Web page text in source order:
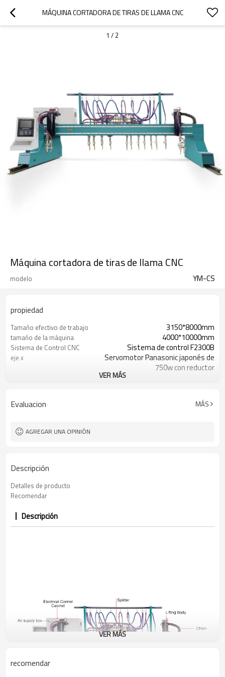
MÁQUINA CORTADORA DE TIRAS DE LLAMA CNC
1 / 2
Máquina cortadora de tiras de llama CNC
modelo YM-CS
propiedad
Tamaño efectivo de trabajo 3150*8000mm
tamaño de la máquina 4000*10000mm
Sistema de Control CNC Sistema de control F2300B
eje x
Servomotor Panasonic japonés de
750w con reductor
Servomotor Panasonic japonés de
Servomotor Panasonic japonés de
400w
VER MÁS
Evaluacion MÁS
AGREGAR UNA OPINIÓN
Descripción
Detalles de producto
Recomendar
Descripción
VER MÁS
recomendar